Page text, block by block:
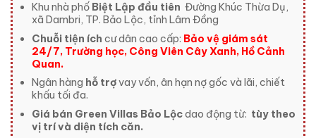
Khu nhà phố Biệt Lập đầu tiên Đường Khúc Thừa Dụ,
xã Dambri, TP. Bảo Lộc, tỉnh Lâm Đồng
Chuỗi tiện ích cư dân cao cấp: Bảo vệ giám sát
24/7, Trường học, Công Viên Cây Xanh, Hồ Cảnh
Quan.
Ngân hàng hỗ trợvay vốn, ân hạn nợ gốc và lãi, chiết
khấu tối đa.
Giá bán Green Villas Bảo Lộcdao động từ: tùy theo
vị trí và diện tích căn.